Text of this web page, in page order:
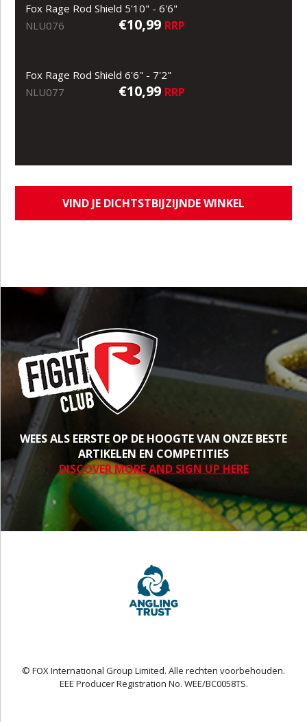
Fox Rage Rod Shield 5'10" - 6'6"
NLU076
€10,99 RRP
Fox Rage Rod Shield 6'6" - 7'2"
NLU077
€10,99 RRP
VIND JE DICHTSTBIJZIJNDE WINKEL
WEES ALS EERSTE OP DE HOOGTE VAN ONZE BESTE
ARTIKELEN EN COMPETITIES
DISCOVER MORE AND SIGN UP HERE
© FOX International Group Limited. Alle rechten voorbehouden.
EEE Producer Registration No. WEE/BC0058TS.